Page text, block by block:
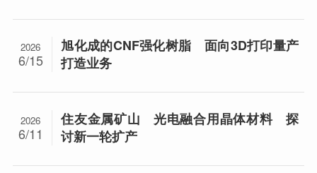
旭化成的CNF强化树脂 面向3D打印量产
打造业务
2026
6/15
住友金属矿山 光电融合用晶体材料 探
讨新一轮扩产
2026
6/11